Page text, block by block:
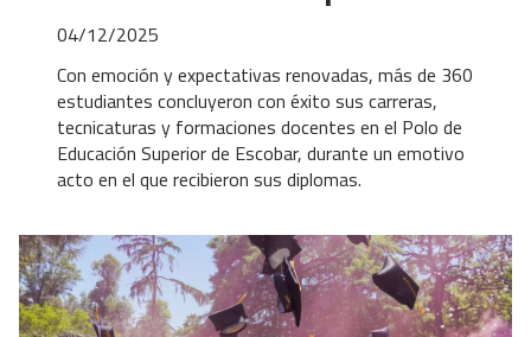
Con emoción y expectativas renovadas, más de 360
estudiantes concluyeron con éxito sus carreras,
tecnicaturas y formaciones docentes en el Polo de
Educación Superior de Escobar, durante un emotivo
acto en el que recibieron sus diplomas.
04/12/2025